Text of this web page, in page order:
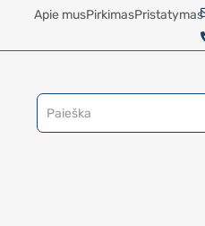
Apie musPirkimasPristatymas